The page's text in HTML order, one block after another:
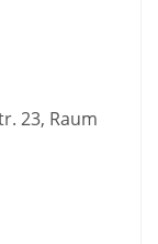
23, Raum